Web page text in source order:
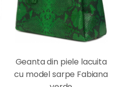
Geanta din piele lacuita
cu model sarpe Fabiana